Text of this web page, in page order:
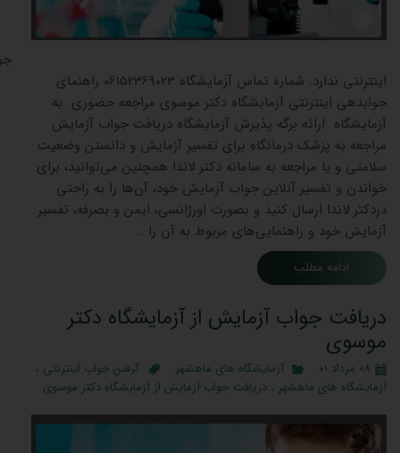
اینترنتی ندارد. شماره تماس آزمایشگاه 06152369023 راهنمای
جوابدهی اینترنتی آزمایشگاه دکتر موسوی مراجعه حضوری به
آزمایشگاه ارائه برگه پذیرش آزمایشگاه دریافت جواب آزمایش
مراجعه به پزشک درمانگاه برای تفسیر آزمایش و دانستن وضعیت
سلامتی و یا مراجعه به سامانه دکتر لاندا همچنین می‌توانید، برای
خواندن و تفسیر آنلاین جواب آزمایش خود، آن‌ها را به راحتی
دردکتر لاندا ارسال کنید و بصورت اورژانسی، ایمن و بصرفه، تفسیر
آزمایش خود و راهنمایی‌های مربوط به آن را …
ادامه مطلب
دریافت جواب آزمایش از آزمایشگاه دکتر
موسوی
۰۸ مرداد ۰۱ آزمایشگاه های ماهشهر گرفتن جواب اینترنتی ،
آزمایشگاه های ماهشهر ، دریافت جواب آزمایش از آزمایشگاه دکتر موسوی